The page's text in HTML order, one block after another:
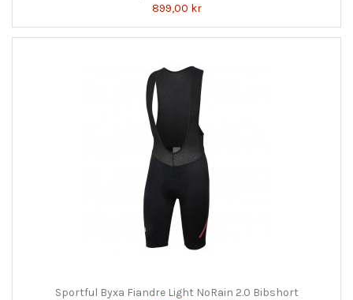
899,00 kr
Sportful Byxa Fiandre Light NoRain 2.0 Bibshort